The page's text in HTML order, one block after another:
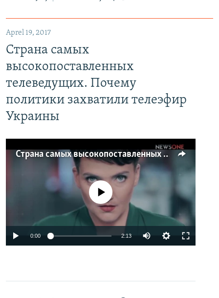
Aprel 19, 2017
Страна самых
высокопоставленных
телеведущих. Почему
политики захватили телеэфир
Украины
Страна самых высокопоставленных телеведущих. Почему политики захватили телеэфир Украины
No media source currently available
0:00 2:13